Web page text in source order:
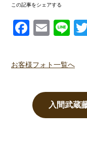
この記事をシェアする
FacebookEmail Line
お客様フォト一覧へ
入間武蔵